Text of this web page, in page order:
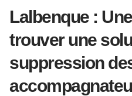
Lalbenque :
trouver une
suppression